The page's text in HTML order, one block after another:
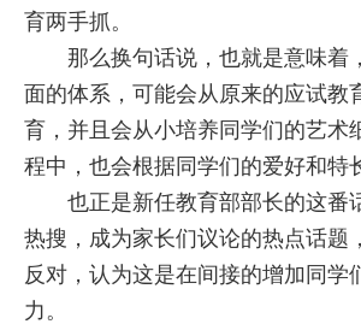
育两手抓。
那么换句话说，也就是意味着
面的体系，可能会从原来的应试教
育，并且会从小培养同学们的艺术
程中，也会根据同学们的爱好和特
也正是新任教育部部长的这番
热搜，成为家长们议论的热点话题
反对，认为这是在间接的增加同学
力。